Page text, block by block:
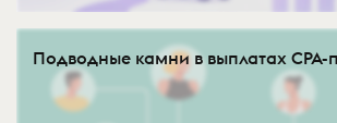
Подводные камни в выплатах